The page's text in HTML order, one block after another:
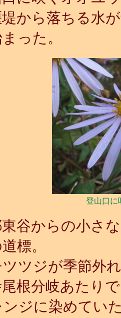
から落ちる水
った。
登山口に
谷からの小さ
標。
ツジが季節外
根分岐あたり
ンジに染めてい